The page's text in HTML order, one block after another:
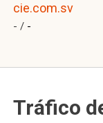
cie.com.sv
- / -
Tráfico